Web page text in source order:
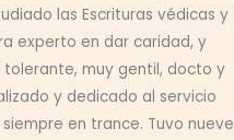
las Escrituras védicas y
experto en dar caridad, y
muy gentil, docto y
y dedicado al servicio
en trance. Tuvo nueve